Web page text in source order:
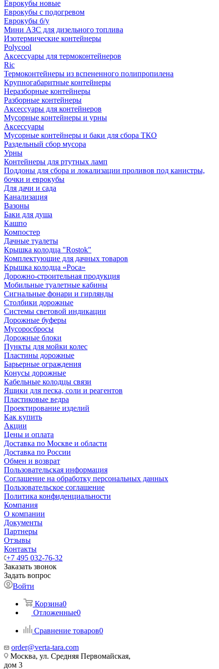
Еврокубы новые
Еврокубы с подогревом
Еврокубы б/у
Мини АЗС для дизельного топлива
Изотермические контейнеры
Polycool
Аксессуары для термоконтейнеров
Ric
Термоконтейнеры из вспененного полипропилена
Крупногабаритные контейнеры
Неразборные контейнеры
Разборные контейнеры
Аксессуары для контейнеров
Мусорные контейнеры и урны
Аксессуары
Мусорные контейнеры и баки для сбора ТКО
Раздельный сбор мусора
Урны
Контейнеры для ртутных ламп
Поддоны для сбора и локализации проливов под канистры,
бочки и еврокубы
Для дачи и сада
Канализация
Вазоны
Баки для душа
Кашпо
Компостер
Дачные туалеты
Крышка колодца "Rostok"
Комплектующие для дачных товаров
Крышка колодца «Роса»
Дорожно-строительная продукция
Мобильные туалетные кабины
Сигнальные фонари и гирлянды
Столбики дорожные
Системы световой индикации
Дорожные буферы
Мусоросбросы
Дорожные блоки
Пункты для мойки колес
Пластины дорожные
Барьерные ограждения
Конусы дорожные
Кабельные колодцы связи
Ящики для песка, соли и реагентов
Пластиковые ведра
Проектирование изделий
Как купить
Акции
Цены и оплата
Доставка по Москве и области
Доставка по России
Обмен и возврат
Пользовательская информация
Соглашение на обработку персональных данных
Пользовательское соглашение
Политика конфиденциальности
Компания
О компании
Документы
Партнеры
Отзывы
Контакты
+7 495 032-76-32
Заказать звонок
Задать вопрос
Войти
Корзина0
Отложенные0
Сравнение товаров0
order@verta-tara.com
Москва, ул. Средняя Первомайская,
дом 3